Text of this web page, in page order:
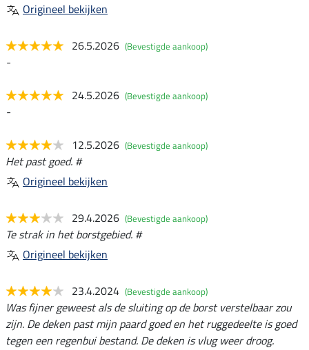
Origineel bekijken
26.5.2026 (Bevestigde aankoop)
-
24.5.2026 (Bevestigde aankoop)
-
12.5.2026 (Bevestigde aankoop)
Het past goed. #
Origineel bekijken
29.4.2026 (Bevestigde aankoop)
Te strak in het borstgebied. #
Origineel bekijken
23.4.2024 (Bevestigde aankoop)
Was fijner geweest als de sluiting op de borst verstelbaar zou
zijn. De deken past mijn paard goed en het ruggedeelte is goed
tegen een regenbui bestand. De deken is vlug weer droog.